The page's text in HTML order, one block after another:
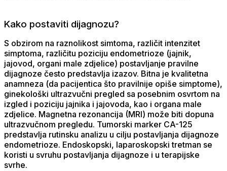
Kako postaviti dijagnozu?
S obzirom na raznolikost simtoma, različit intenzitet
simptoma, različitu poziciju endometrioze (jajnik,
jajovod, organi male zdjelice) postavljanje pravilne
dijagnoze često predstavlja izazov. Bitna je kvalitetna
anamneza (da pacijentica što pravilnije opiše simptome),
ginekološki ultrazvučni pregled sa posebnim osvrtom na
izgled i poziciju jajnika i jajovoda, kao i organa male
zdjelice. Magnetna rezonancija (MRI) može biti dopuna
ultrazvučnom pregledu. Tumorski marker CA-125
predstavlja rutinsku analizu u cilju postavljanja dijagnoze
endometrioze. Endoskopski, laparoskopski tretman se
koristi u svruhu postavljanja dijagnoze i u terapijske
svrhe.